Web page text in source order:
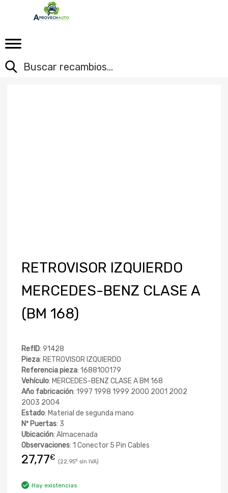
RETROVISOR IZQUIERDO
MERCEDES-BENZ CLASE A
(BM 168)
RefID: 91428
Pieza: RETROVISOR IZQUIERDO
Referencia pieza: 1688100179
Vehículo: MERCEDES-BENZ CLASE A BM 168
Año fabricación: 1997 1998 1999 2000 2001 2002
2003 2004
Estado: Material de segunda mano
Nº Puertas: 3
Ubicación: Almacenada
Observaciones: 1 Conector 5 Pin Cables
27,77€ 22,95€
Hay existencias